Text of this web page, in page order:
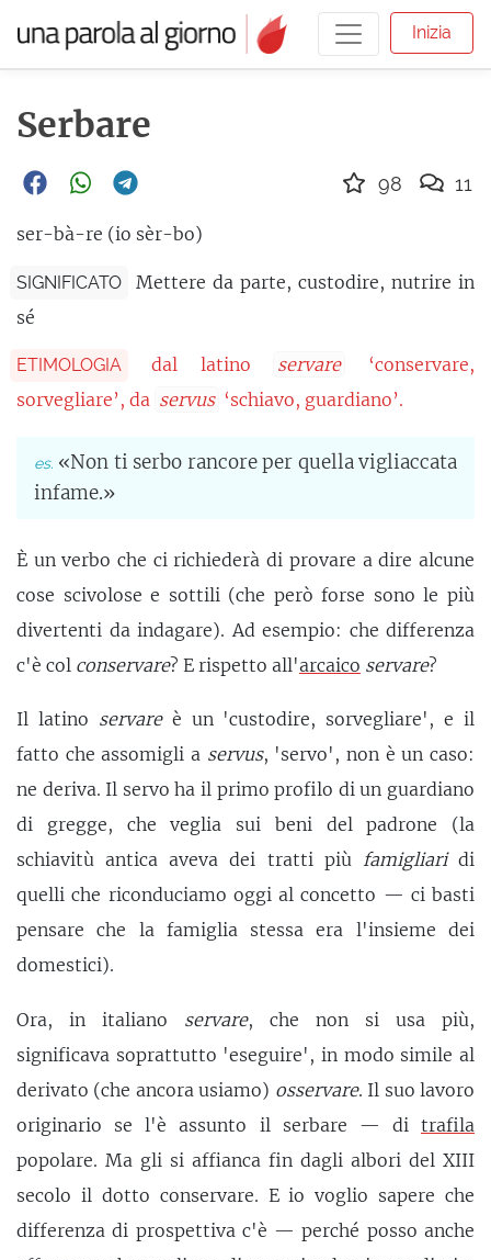
Inizia
Serbare
ser-bà-re (io sèr-bo)
SIGNIFICATO
Mettere da parte, custodire, nutrire in
sé
ETIMOLOGIA dal latino servare
‘conservare,
sorvegliare’, da servus ‘schiavo, guardiano’.
«Non ti serbo rancore per quella vigliaccata
infame.»
È un verbo che ci richiederà di provare a dire alcune
cose scivolose e sottili (che però forse sono le più
divertenti da indagare). Ad esempio: che differenza
c'è col conservare? E rispetto all'arcaico servare?
Il latino servareè un 'custodire, sorvegliare', e il
fatto che assomigli a servus, 'servo', non è un caso:
ne deriva. Il servo ha il primo profilo di un guardiano
di gregge, che veglia sui beni del padrone (la
schiavitù antica aveva dei tratti più famigliaridi
quelli che riconduciamo oggi al concetto — ci basti
pensare che la famiglia stessa era l'insieme dei
domestici).
Ora, in italiano servare, che non si usa più,
significava soprattutto 'eseguire', in modo simile al
derivato (che ancora usiamo) osservare. Il suo lavoro
originario se l'è assunto il serbare — di trafila
popolare. Ma gli si affianca fin dagli albori del XIII
secolo il dotto conservare. E io voglio sapere che
differenza di prospettiva c'è — perché posso anche
98 11